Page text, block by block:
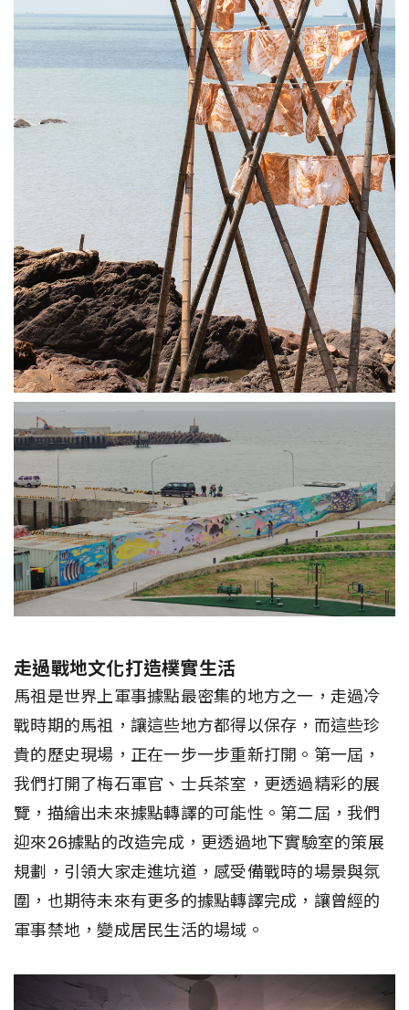
走過戰地文化打造樸實生活
馬祖是世界上軍事據點最密集的地方之一，走過冷
戰時期的馬祖，讓這些地方都得以保存，而這些珍
貴的歷史現場，正在一步一步重新打開。第一屆，
我們打開了梅石軍官、士兵茶室，更透過精彩的展
覽，描繪出未來據點轉譯的可能性。第二屆，我們
迎來26據點的改造完成，更透過地下實驗室的策展
規劃，引領大家走進坑道，感受備戰時的場景與氛
圍，也期待未來有更多的據點轉譯完成，讓曾經的
軍事禁地，變成居民生活的場域。